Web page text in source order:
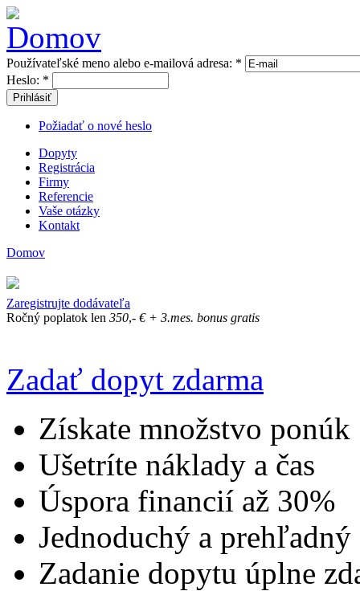
Používateľské meno alebo e-mailová adresa: *
Heslo: *
Prihlásiť
Požiadať o nové heslo
Dopyty
Registrácia
Firmy
Referencie
Vaše otázky
Kontakt
Domov
Zaregistrujte dodávateľa
Ročný poplatok len 350,- € + 3.mes. bonus gratis
Zadať dopyt zdarma
Získate množstvo ponúk
Ušetríte náklady a čas
Úspora financií až 30%
Jednoduchý a prehľadný
Zadanie dopytu úplne